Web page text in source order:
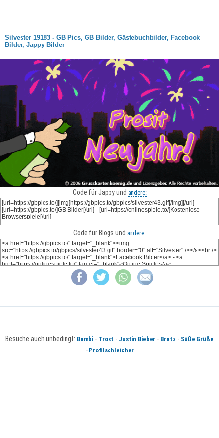
Silvester 19183 - GB Pics, GB Bilder, Gästebuchbilder, Facebook
Bilder, Jappy Bilder
Code für Jappy und andere:
Code für Blogs und andere:
Besuche auch unbedingt: Bambi - Trost - Justin Bieber - Bratz - Süße Grüße
- Profilschleicher